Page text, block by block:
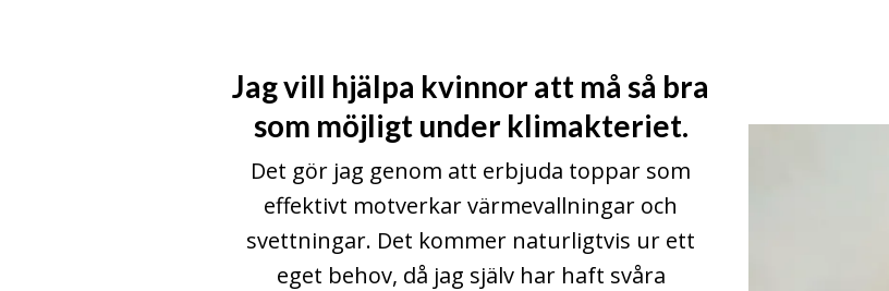
Jag vill hjälpa kvinnor att må så bra
som möjligt under klimakteriet.
Det gör jag genom att erbjuda toppar som
effektivt motverkar värmevallningar och
svettningar. Det kommer naturligtvis ur ett
eget behov, då jag själv har haft svåra